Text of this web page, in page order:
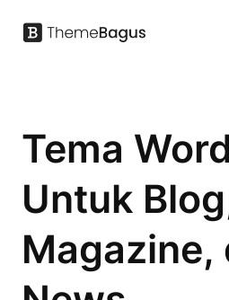
Tema
Untuk
Magazine,